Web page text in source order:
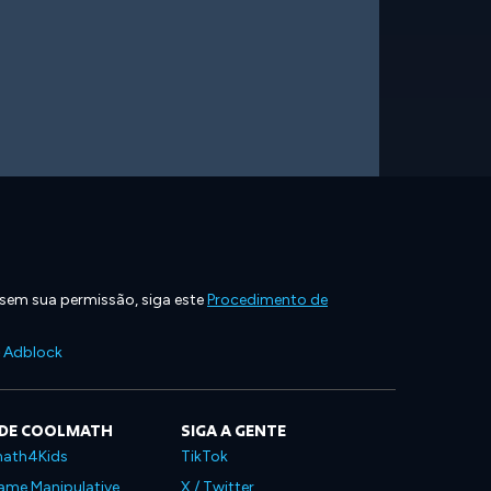
sua permissão, siga esteProcedimento de
Adblock
COOLMATH
Manipulative
SIGA A GENTE
TikTok
X / Twitter